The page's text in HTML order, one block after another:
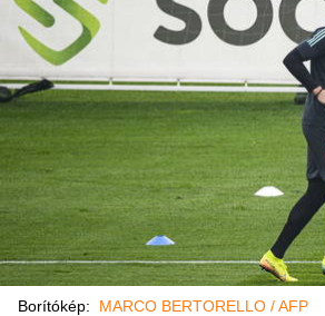
Borítókép: MARCO BERTORELLO / AFP